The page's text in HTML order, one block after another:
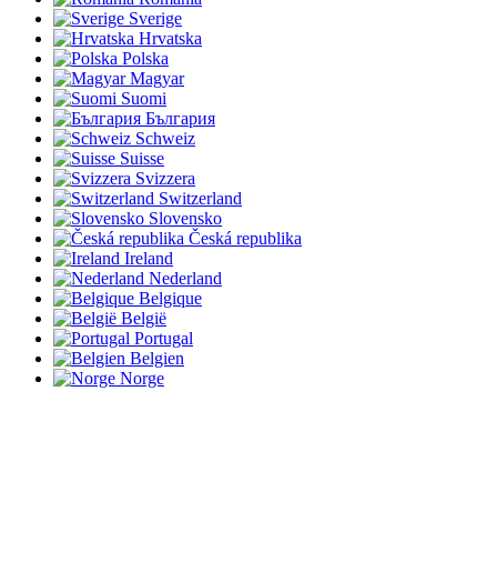
Sverige
Hrvatska
Polska
Magyar
Suomi
България
Schweiz
Suisse
Svizzera
Switzerland
Slovensko
Česká republika
Ireland
Nederland
Belgique
België
Portugal
Belgien
Norge